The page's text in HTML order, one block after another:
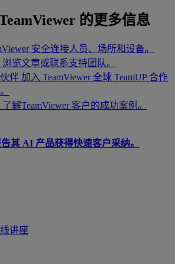
的更多信息
安全连接人员、场所和设备。
浏览文章或联系支持团队。
伴 加入 TeamViewer 全球 TeamUP 合作
了解TeamViewer 客户的成功案例。
其 AI 产品获得快速客户采纳。
讲座